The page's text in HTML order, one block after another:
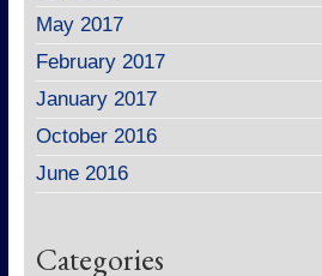
May 2017
February 2017
January 2017
October 2016
June 2016
Categories